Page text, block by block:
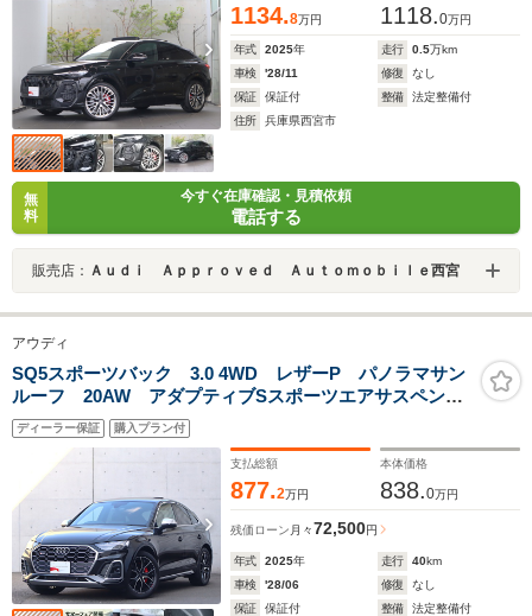
1134.8万円 1118.0万円
年式 2025年 走行 0.5万km
車検
'28/11 修復
なし
保証
保証付 整備
法定整備付
住所
兵庫県西宮市
無
料
今すぐ在庫確認・見積依頼
電話する
販売店： Ａｕｄｉ Ａｐｐｒｏｖｅｄ Ａｕｔｏｍｏｂｉｌｅ西宮
アウディ
SQ5スポーツバック 3.0 4WD レザーP パノラマサン
ルーフ 20AW アダプティブSスポーツエアサスペンシ
ョン プライバシーガラス カラードブレーキキャリパ
ーレッド コンフォートP ステアリングヒーター
ディーラー保証 購入プラン付
支払総額
877.2万円
本体価格
838.0万円
残価ローン 月々72,500円
年式 2025年 走行 40km
車検
'28/06 修復
なし
保証
保証付 整備
法定整備付